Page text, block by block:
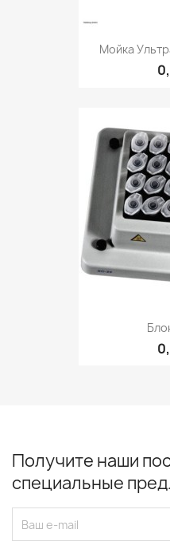
Мойка
Получите наши
специальные